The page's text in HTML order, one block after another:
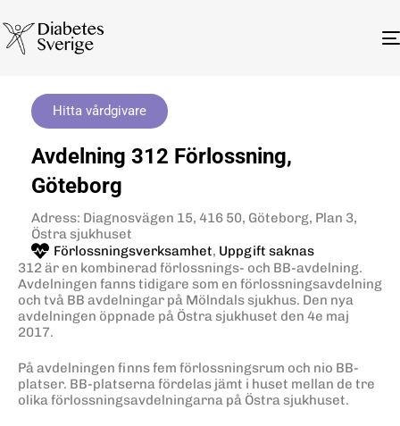
Hitta vårdgivare
Avdelning 312 Förlossning,
Göteborg
Adress: Diagnosvägen 15, 416 50, Göteborg, Plan 3,
Östra sjukhuset
Förlossningsverksamhet, Uppgift saknas
312 är en kombinerad förlossnings- och BB-avdelning.
Avdelningen fanns tidigare som en förlossningsavdelning
och två BB avdelningar på Mölndals sjukhus. Den nya
avdelningen öppnade på Östra sjukhuset den 4e maj
2017.
På avdelningen finns fem förlossningsrum och nio BB-
platser. BB-platserna fördelas jämt i huset mellan de tre
olika förlossningsavdelningarna på Östra sjukhuset.